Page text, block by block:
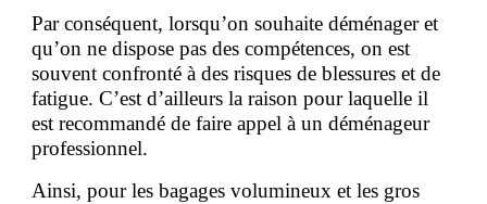
Par conséquent, lorsqu’on souhaite déménager et
qu’on ne dispose pas des compétences, on est
souvent confronté à des risques de blessures et de
fatigue. C’est d’ailleurs la raison pour laquelle il
est recommandé de faire appel à un déménageur
professionnel.
Ainsi, pour les bagages volumineux et les gros